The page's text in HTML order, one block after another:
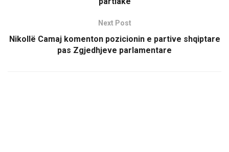
Next Post
Nikollë Camaj komenton pozicionin e partive shqiptare
pas Zgjedhjeve parlamentare